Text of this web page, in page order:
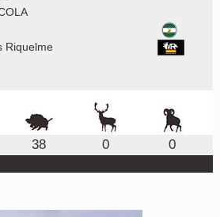
Riquelme
38 0 0